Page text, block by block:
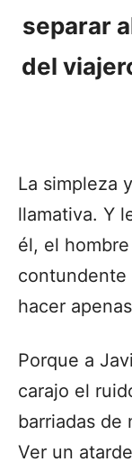
separar
del
La simpleza
llamativa. Y
él, el
contundente
hacer
Porque a
carajo el
barriadas de
Ver un